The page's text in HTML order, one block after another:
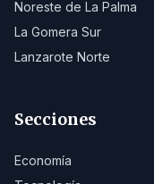
Noreste de La Palma
La Gomera Sur
Lanzarote Norte
Secciones
Economía